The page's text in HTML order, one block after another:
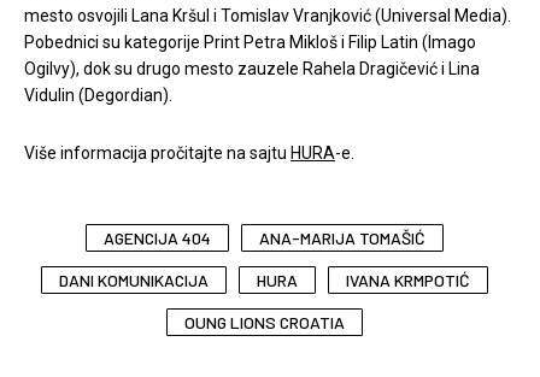
mesto osvojili Lana Kršul i Tomislav Vranjković (Universal Media).
Pobednici su kategorije Print Petra Mikloš i Filip Latin (Imago
Ogilvy), dok su drugo mesto zauzele Rahela Dragičević i Lina
Vidulin (Degordian).
Više informacija pročitajte na sajtu HURA-e.
AGENCIJA 404 ANA-MARIJA TOMAŠIĆ
DANI KOMUNIKACIJA HURA IVANA KRMPOTIĆ
OUNG LIONS CROATIA